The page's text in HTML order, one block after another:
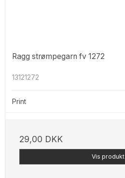
Ragg strømpegarn fv 1272
13121272
Print
29,00 DKK
Vis produkt